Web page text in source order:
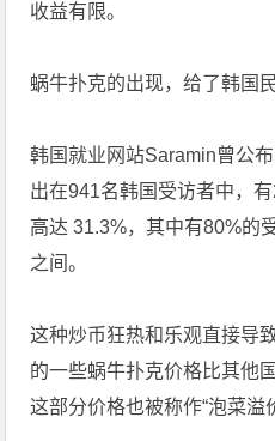
收益有限。
蜗牛扑克的出现，给了韩国
韩国就业网站Saramin曾公
出在941名韩国受访者中，
高达 31.3%，其中有80%的
之间。
这种炒币狂热和乐观直接导
的一些蜗牛扑克价格比其他
这部分价格也被称作“泡菜溢